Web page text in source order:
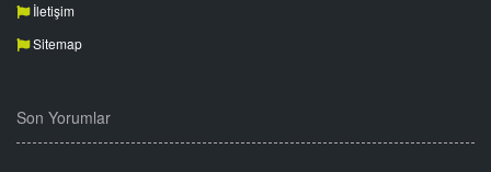
İletişim
Sitemap
Son Yorumlar